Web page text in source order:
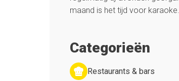
maand is het tijd voor karaoke.
Categorieën
Restaurants & bars